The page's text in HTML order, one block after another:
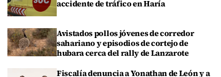
accidente de tráfico en Haría
Avistados pollos jóvenes de corredor
sahariano y episodios de cortejo de
hubara cerca del rally de Lanzarote
Fiscalía denuncia a Yonathan de León y a